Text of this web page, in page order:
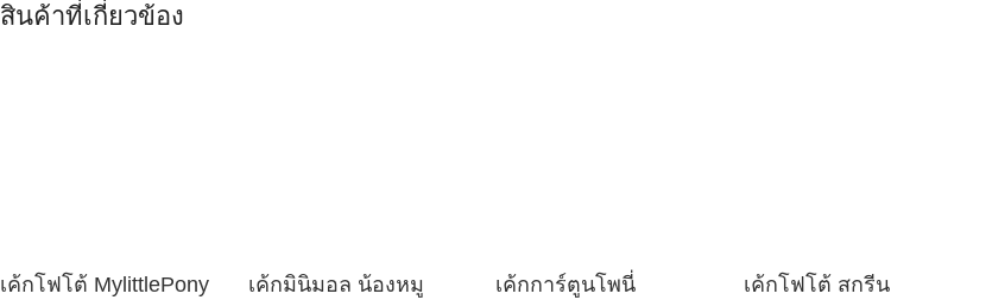
สินค้าที่เกี่ยวข้อง
เค้กโฟโต้ MylittlePony
เค้กมินิมอล น้องหมู
เค้กการ์ตูนโพนี่
เค้กโฟโต้ สกรีน